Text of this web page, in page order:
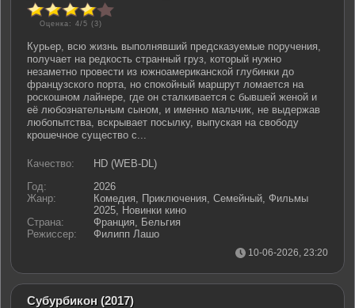
Оценка: 4/5 (3)
Курьер, всю жизнь выполнявший предсказуемые поручения,
получает на редкость странный груз, который нужно
незаметно провести из южноамериканской глубинки до
французского порта, но спокойный маршрут ломается на
роскошном лайнере, где он сталкивается с бывшей женой и
её любознательным сыном, и именно мальчик, не выдержав
любопытства, вскрывает посылку, выпуская на свободу
крошечное существо с...
Качество:
HD (WEB-DL)
Год:
2026
Жанр:
Комедия, Приключения, Семейный, Фильмы
2025, Новинки кино
Страна:
Франция, Бельгия
Режиссер:
Филипп Лашо
10-06-2026, 23:20
Субурбикон (2017)